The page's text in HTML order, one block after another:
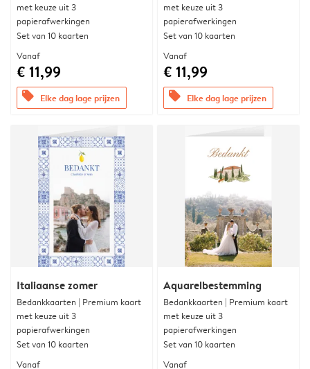
met keuze uit 3
papierafwerkingen
Set van 10 kaarten
Vanaf
€ 11,99
offers Elke dag lage prijzen
met keuze uit 3
papierafwerkingen
Set van 10 kaarten
Vanaf
€ 11,99
offers Elke dag lage prijzen
Italiaanse zomer
Bedankkaarten | Premium kaart
met keuze uit 3
papierafwerkingen
Set van 10 kaarten
Vanaf
Aquarelbestemming
Bedankkaarten | Premium kaart
met keuze uit 3
papierafwerkingen
Set van 10 kaarten
Vanaf